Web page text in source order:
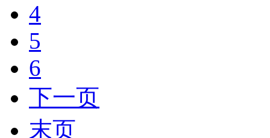
4
5
6
下一页
末页